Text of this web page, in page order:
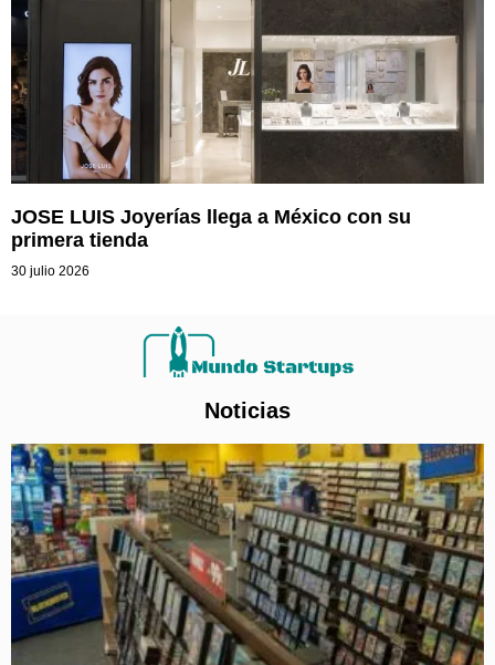
JOSE LUIS Joyerías llega a México con su
primera tienda
30 julio 2026
Noticias